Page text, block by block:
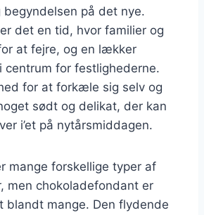
begyndelsen på det nye.
det en tid, hvor familier og
at fejre, og en lækker
centrum for festlighederne.
for at forkæle sig selv og
sødt og delikat, der kan
i’et på nytårsmiddagen.
mange forskellige typer af
men chokoladefondant er
blandt mange. Den flydende